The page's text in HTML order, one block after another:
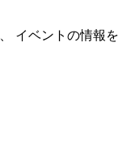
イベントの情報を